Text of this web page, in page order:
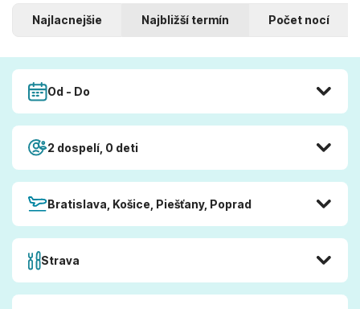
Najlacnejšie Najbližší termín Počet nocí
Od - Do
2 dospelí, 0 deti
Bratislava, Košice, Piešťany, Poprad
Strava